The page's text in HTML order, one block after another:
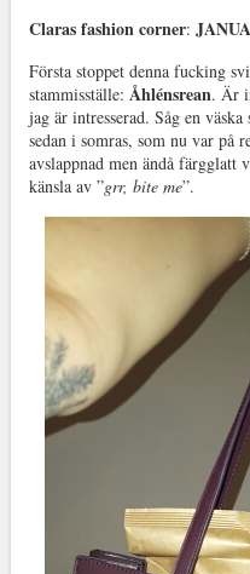
Claras fashion corner:
Första stoppet denna fucking
stammisställe: Åhlénsrean. Är
jag är intresserad. Såg en
sedan i somras, som nu var på
avslappnad men ändå färgglatt
känsla av ”grr, bite me”.